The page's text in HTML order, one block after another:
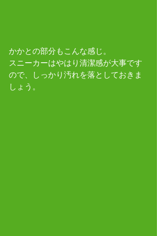
かかとの部分もこんな感じ。
スニーカーはやはり清潔感が大事です
ので、しっかり汚れを落としておきま
しょう。